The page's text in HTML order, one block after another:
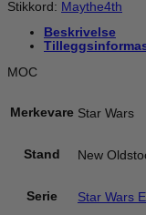
Revenge
the
Sith
Greatest
501st
antall
Stikkord: Maythe4th
Beskrivelse
MOC
Merkevare Star Wars
Stand New
Serie Star Wars